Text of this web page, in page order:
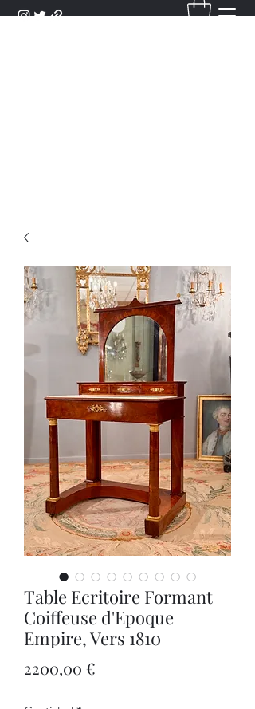
Table Ecritoire Formant
Coiffeuse d'Epoque
Empire, Vers 1810
2200,00 €